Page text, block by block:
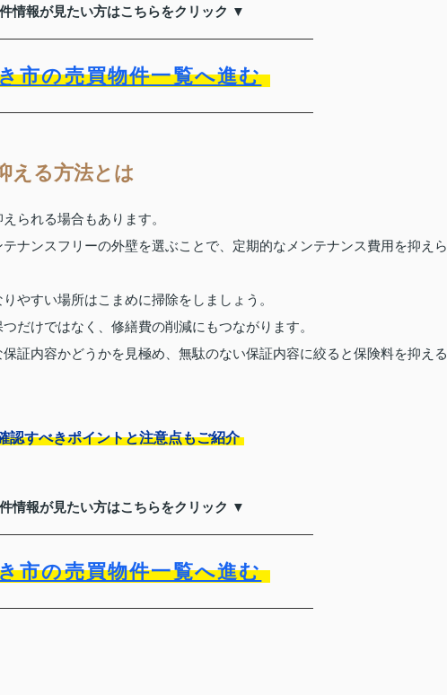
情報が見たい方はこちらをクリック ▼
市の売買物件一覧へ進む
える方法とは
られる場合もあります。
ナンスフリーの外壁を選ぶことで、定期的なメンテナンス費用を抑えら
やすい場所はこまめに掃除をしましょう。
だけではなく、修繕費の削減にもつながります。
証内容かどうかを見極め、無駄のない保証内容に絞ると保険料を抑える
認すべきポイントと注意点もご紹介
情報が見たい方はこちらをクリック ▼
市の売買物件一覧へ進む